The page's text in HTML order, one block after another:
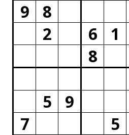
9
8
2
6 1
8
5
9
7
5